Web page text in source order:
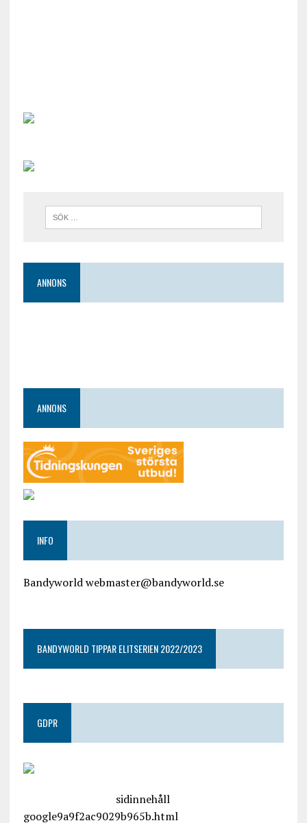
ANNONS
ANNONS
INFO
Bandyworld webmaster@bandyworld.se
BANDYWORLD TIPPAR ELITSERIEN 2022/2023
GDPR
sidinnehåll
google9a9f2ac9029b965b.html